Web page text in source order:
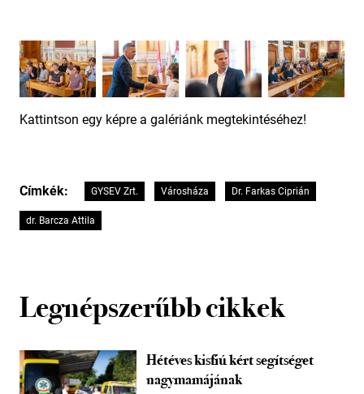
Kattintson egy képre a galériánk megtekintéséhez!
Címkék: GYSEV Zrt. Városháza Dr. Farkas Ciprián
dr. Barcza Attila
Legnépszerűbb cikkek
Hétéves kisfiú kért segítséget
nagymamájának